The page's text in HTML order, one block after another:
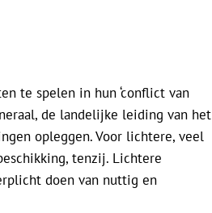
te spelen in hun ‘conflict van
de landelijke leiding van het
opleggen. Voor lichtere, veel
tenzij. Lichtere
doen van nuttig en